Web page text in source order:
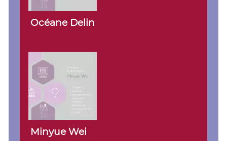
Océane Delin
Minyue Wei